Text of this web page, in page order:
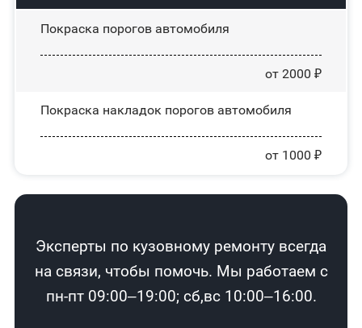
Покраска порогов автомобиля
от 2000 ₽
Покраска накладок порогов автомобиля
от 1000 ₽
Эксперты по кузовному ремонту всегда
на связи, чтобы помочь. Мы работаем с
пн-пт 09:00–19:00; сб,вс 10:00–16:00.